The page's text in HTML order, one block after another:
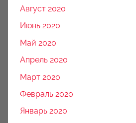
Август 2020
Июнь 2020
Май 2020
Апрель 2020
Март 2020
Февраль 2020
Январь 2020